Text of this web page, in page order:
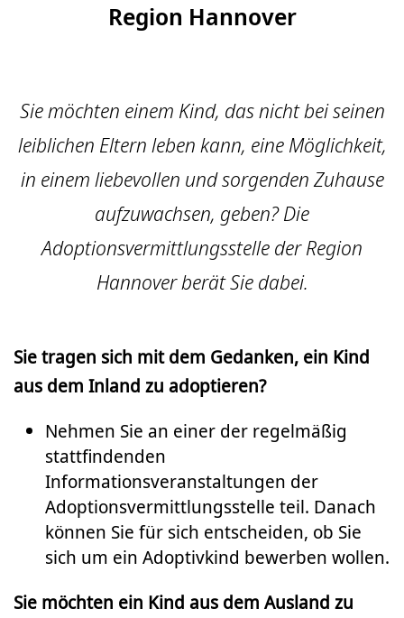
Region Hannover
Sie möchten einem Kind, das nicht bei seinen
leiblichen Eltern leben kann, eine Möglichkeit,
in einem liebevollen und sorgenden Zuhause
aufzuwachsen, geben? Die
Adoptionsvermittlungsstelle der Region
Hannover berät Sie dabei.
Sie tragen sich mit dem Gedanken, ein Kind
aus dem Inland zu adoptieren?
Nehmen Sie an einer der regelmäßig
stattfindenden
Informationsveranstaltungen der
Adoptionsvermittlungsstelle teil. Danach
können Sie für sich entscheiden, ob Sie
sich um ein Adoptivkind bewerben wollen.
Sie möchten ein Kind aus dem Ausland zu